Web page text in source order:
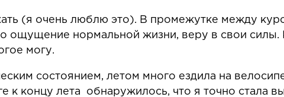
(я очень люблю это). В промежутке между
ощущение нормальной жизни, веру в свои силы.
могу.
состоянием, летом много ездила на
к концу лета обнаружилось, что я точно стала